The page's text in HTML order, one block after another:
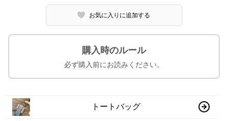
お気に入りに追加する
購入時のルール
必ず購入前にお読みください。
トートバッグ